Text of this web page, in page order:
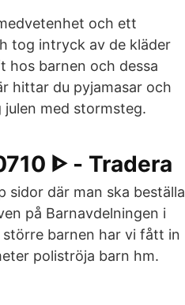
och ett
tog intryck av de kläder
hos barnen och dessa
hittar du pyjamasar och
med stormsteg.
ᐈ - Tradera
sidor där man ska beställa
på Barnavdelningen i
barnen har vi fått in
poliströja barn hm.